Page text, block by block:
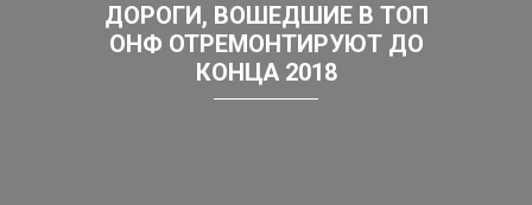
ДОРОГИ, ВОШЕДШИЕ В ТОП
ОНФ ОТРЕМОНТИРУЮТ ДО
КОНЦА 2018